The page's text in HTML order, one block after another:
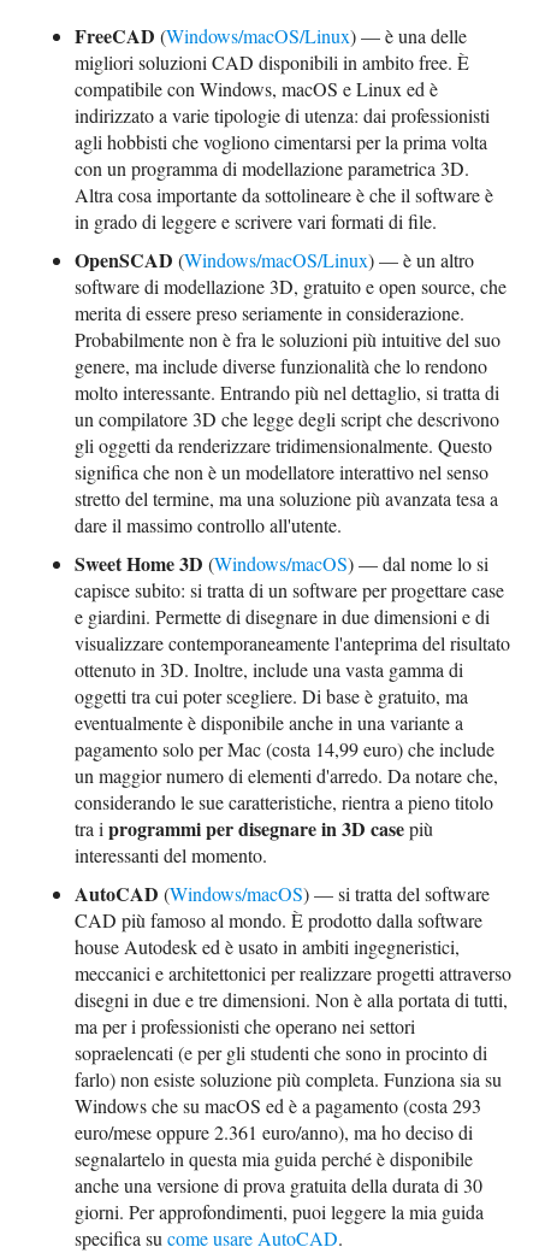
FreeCAD (Windows/macOS/Linux) — è una delle
migliori soluzioni CAD disponibili in ambito free. È
compatibile con Windows, macOS e Linux ed è
indirizzato a varie tipologie di utenza: dai professionisti
agli hobbisti che vogliono cimentarsi per la prima volta
con un programma di modellazione parametrica 3D.
Altra cosa importante da sottolineare è che il software è
in grado di leggere e scrivere vari formati di file.
OpenSCAD (Windows/macOS/Linux) — è un altro
software di modellazione 3D, gratuito e open source, che
merita di essere preso seriamente in considerazione.
Probabilmente non è fra le soluzioni più intuitive del suo
genere, ma include diverse funzionalità che lo rendono
molto interessante. Entrando più nel dettaglio, si tratta di
un compilatore 3D che legge degli script che descrivono
gli oggetti da renderizzare tridimensionalmente. Questo
significa che non è un modellatore interattivo nel senso
stretto del termine, ma una soluzione più avanzata tesa a
dare il massimo controllo all'utente.
Sweet Home 3D (Windows/macOS) — dal nome lo si
capisce subito: si tratta di un software per progettare case
e giardini. Permette di disegnare in due dimensioni e di
visualizzare contemporaneamente l'anteprima del risultato
ottenuto in 3D. Inoltre, include una vasta gamma di
oggetti tra cui poter scegliere. Di base è gratuito, ma
eventualmente è disponibile anche in una variante a
pagamento solo per Mac (costa 14,99 euro) che include
un maggior numero di elementi d'arredo. Da notare che,
considerando le sue caratteristiche, rientra a pieno titolo
tra iprogrammi per disegnare in 3D casepiù
interessanti del momento.
AutoCAD (Windows/macOS) — si tratta del software
CAD più famoso al mondo. È prodotto dalla software
house Autodesk ed è usato in ambiti ingegneristici,
meccanici e architettonici per realizzare progetti attraverso
disegni in due e tre dimensioni. Non è alla portata di tutti,
ma per i professionisti che operano nei settori
sopraelencati (e per gli studenti che sono in procinto di
farlo) non esiste soluzione più completa. Funziona sia su
Windows che su macOS ed è a pagamento (costa 293
euro/mese oppure 2.361 euro/anno), ma ho deciso di
segnalartelo in questa mia guida perché è disponibile
anche una versione di prova gratuita della durata di 30
giorni. Per approfondimenti, puoi leggere la mia guida
specifica sucome usare AutoCAD.